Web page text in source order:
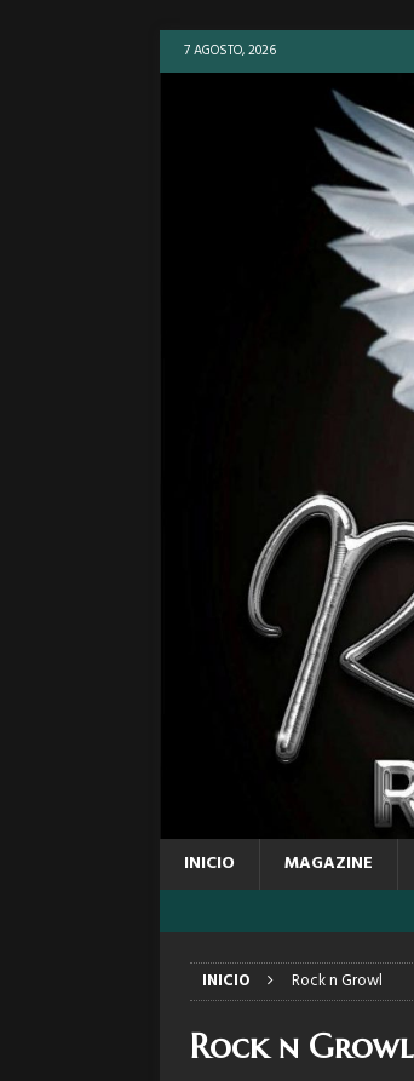
7 AGOSTO, 2026
INICIO MAGAZINE
INICIO Rock n Growl
Rock n Growl